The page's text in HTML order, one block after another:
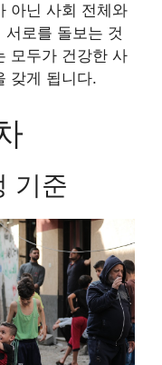
아닌 사회 전체와
로를 돌보는 것
모두가 건강한 사
갖게 됩니다.
기준